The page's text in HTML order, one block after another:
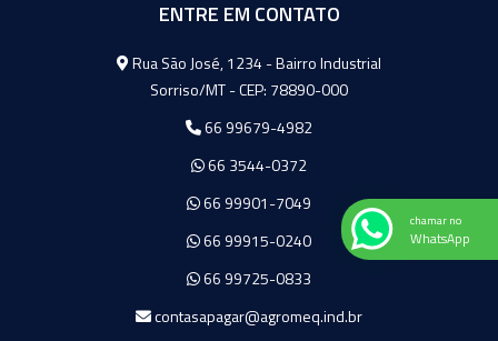
ENTRE EM CONTATO
Agromeq
Rua São José, 1234 - Bairro Industrial
Sorriso/MT - CEP: 78890-000
66 99679-4982
66 3544-0372
66 99901-7049
66 99915-0240
66 99725-0833
contasapagar@agromeq.ind.br
chamar no
WhatsApp